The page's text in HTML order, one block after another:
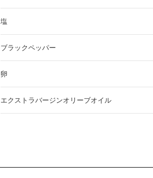
塩
ブラックペッパー
卵
エクストラバージンオリーブオイル